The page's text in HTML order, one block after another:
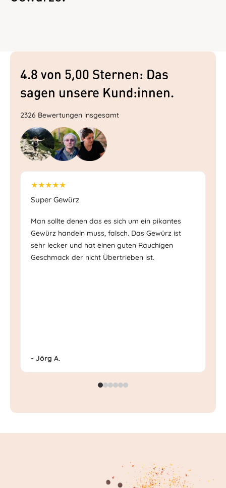
4.8 von 5,00 Sternen: Das
sagen unsere Kund:innen.
2326 Bewertungen insgesamt
★★★★★
Super Gewürz
Man sollte denen das es sich um ein pikantes
Gewürz handeln muss, falsch. Das Gewürz ist
sehr lecker und hat einen guten Rauchigen
Geschmack der nicht Übertrieben ist.
- Jörg A.